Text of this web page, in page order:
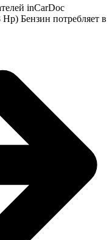
inCarDoc
Бензин потребляет в